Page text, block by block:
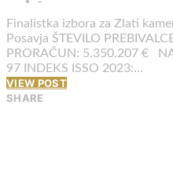
Finalistka izbora za Zlati
Posavja ŠTEVILO
PRORAČUN: 5.350.207 €
97 INDEKS ISSO 2023:…
VIEW POST
SHARE